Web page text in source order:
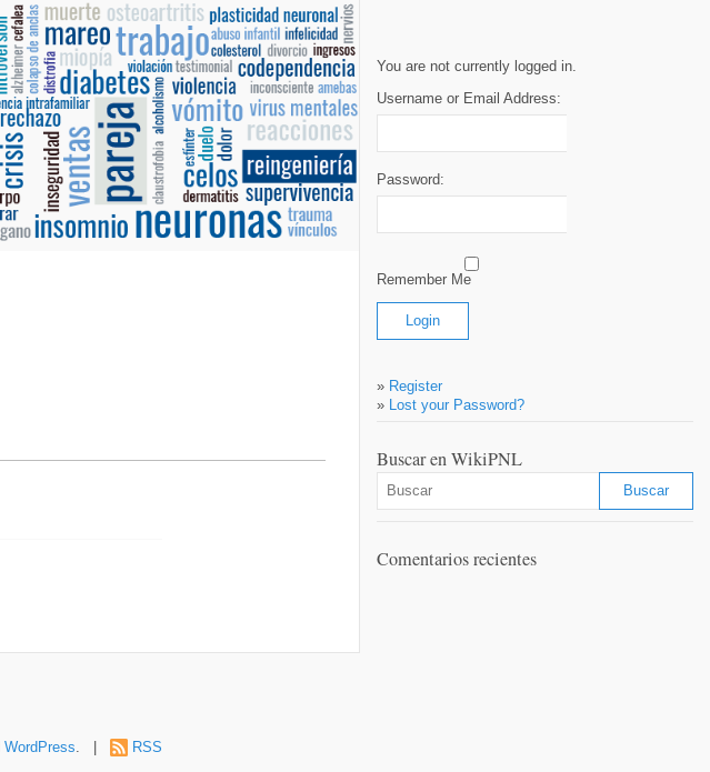
You are not currently logged in.
Username or Email Address:
Password:
Remember Me
» Register
» Lost your Password?
Buscar en WikiPNL
Comentarios recientes
WordPress. | RSS